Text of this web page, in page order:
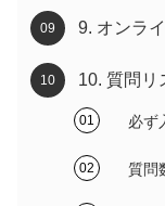
9. オンラ
10. 質問リ
必ず
質問